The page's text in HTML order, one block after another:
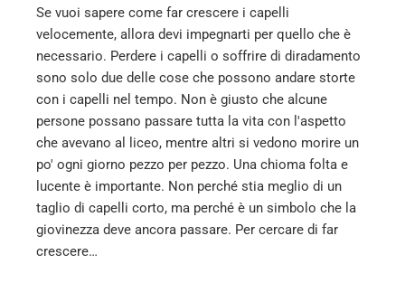
Se vuoi sapere come far crescere i capelli
velocemente, allora devi impegnarti per quello che è
necessario. Perdere i capelli o soffrire di diradamento
sono solo due delle cose che possono andare storte
con i capelli nel tempo. Non è giusto che alcune
persone possano passare tutta la vita con l'aspetto
che avevano al liceo, mentre altri si vedono morire un
po' ogni giorno pezzo per pezzo. Una chioma folta e
lucente è importante. Non perché stia meglio di un
taglio di capelli corto, ma perché è un simbolo che la
giovinezza deve ancora passare. Per cercare di far
crescere…